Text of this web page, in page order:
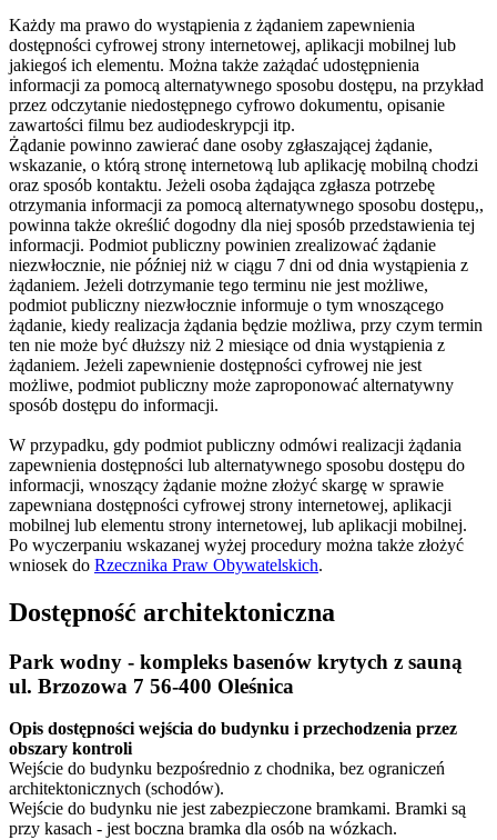
Każdy ma prawo do wystąpienia z żądaniem zapewnienia
dostępności cyfrowej strony internetowej, aplikacji mobilnej lub
jakiegoś ich elementu. Można także zażądać udostępnienia
informacji za pomocą alternatywnego sposobu dostępu, na przykład
przez odczytanie niedostępnego cyfrowo dokumentu, opisanie
zawartości filmu bez audiodeskrypcji itp.
Żądanie powinno zawierać dane osoby zgłaszającej żądanie,
wskazanie, o którą stronę internetową lub aplikację mobilną chodzi
oraz sposób kontaktu. Jeżeli osoba żądająca zgłasza potrzebę
otrzymania informacji za pomocą alternatywnego sposobu dostępu,,
powinna także określić dogodny dla niej sposób przedstawienia tej
informacji. Podmiot publiczny powinien zrealizować żądanie
niezwłocznie, nie później niż w ciągu 7 dni od dnia wystąpienia z
żądaniem. Jeżeli dotrzymanie tego terminu nie jest możliwe,
podmiot publiczny niezwłocznie informuje o tym wnoszącego
żądanie, kiedy realizacja żądania będzie możliwa, przy czym termin
ten nie może być dłuższy niż 2 miesiące od dnia wystąpienia z
żądaniem. Jeżeli zapewnienie dostępności cyfrowej nie jest
możliwe, podmiot publiczny może zaproponować alternatywny
sposób dostępu do informacji.
W przypadku, gdy podmiot publiczny odmówi realizacji żądania
zapewnienia dostępności lub alternatywnego sposobu dostępu do
informacji, wnoszący żądanie możne złożyć skargę w sprawie
zapewniana dostępności cyfrowej strony internetowej, aplikacji
mobilnej lub elementu strony internetowej, lub aplikacji mobilnej.
Po wyczerpaniu wskazanej wyżej procedury można także złożyć
wniosek do Rzecznika Praw Obywatelskich.
Dostępność architektoniczna
Park wodny - kompleks basenów krytych z sauną
ul. Brzozowa 7 56-400 Oleśnica
Opis dostępności wejścia do budynku i przechodzenia przez
obszary kontroli
Wejście do budynku bezpośrednio z chodnika, bez ograniczeń
architektonicznych (schodów).
Wejście do budynku nie jest zabezpieczone bramkami. Bramki są
przy kasach - jest boczna bramka dla osób na wózkach.